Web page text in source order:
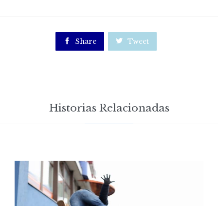
 Share  Tweet
Historias Relacionadas